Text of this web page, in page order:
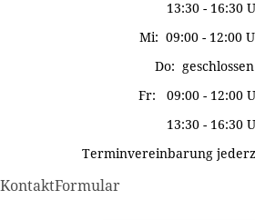
13:30 - 16:30
Mi: 09:00 - 12:00
Do: geschlossen
Fr: 09:00 - 12:00
13:30 - 16:30
Terminvereinbarung
KontaktFormular